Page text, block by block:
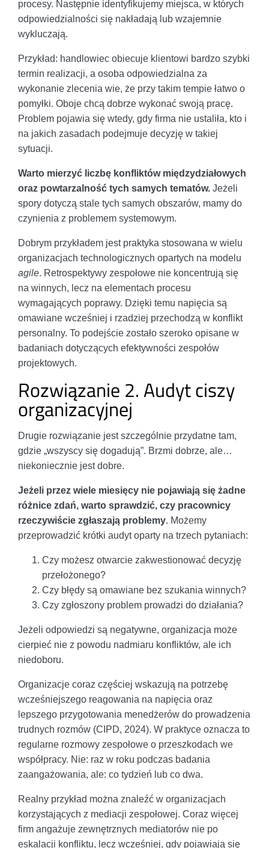
procesy. Następnie identyfikujemy miejsca, w których
odpowiedzialności się nakładają lub wzajemnie
wykluczają.
Przykład: handlowiec obiecuje klientowi bardzo szybki
termin realizacji, a osoba odpowiedzialna za
wykonanie zlecenia wie, że przy takim tempie łatwo o
pomyłki. Oboje chcą dobrze wykonać swoją pracę.
Problem pojawia się wtedy, gdy firma nie ustaliła, kto i
na jakich zasadach podejmuje decyzję w takiej
sytuacji.
Warto mierzyć liczbę konfliktów międzydziałowych
oraz powtarzalność tych samych tematów. Jeżeli
spory dotyczą stale tych samych obszarów, mamy do
czynienia z problemem systemowym.
Dobrym przykładem jest praktyka stosowana w wielu
organizacjach technologicznych opartych na modelu
agile. Retrospektywy zespołowe nie koncentrują się
na winnych, lecz na elementach procesu
wymagających poprawy. Dzięki temu napięcia są
omawiane wcześniej i rzadziej przechodzą w konflikt
personalny. To podejście zostało szeroko opisane w
badaniach dotyczących efektywności zespołów
projektowych.
Rozwiązanie 2. Audyt ciszy
organizacyjnej
Drugie rozwiązanie jest szczególnie przydatne tam,
gdzie „wszyscy się dogadują”. Brzmi dobrze, ale…
niekoniecznie jest dobre.
Jeżeli przez wiele miesięcy nie pojawiają się żadne
różnice zdań, warto sprawdzić, czy pracownicy
rzeczywiście zgłaszają problemy. Możemy
przeprowadzić krótki audyt oparty na trzech pytaniach:
Czy możesz otwarcie zakwestionować decyzję
przełożonego?
Czy błędy są omawiane bez szukania winnych?
Czy zgłoszony problem prowadzi do działania?
Jeżeli odpowiedzi są negatywne, organizacja może
cierpieć nie z powodu nadmiaru konfliktów, ale ich
niedoboru.
Organizacje coraz częściej wskazują na potrzebę
wcześniejszego reagowania na napięcia oraz
lepszego przygotowania menedżerów do prowadzenia
trudnych rozmów (CIPD, 2024). W praktyce oznacza to
regularne rozmowy zespołowe o przeszkodach we
współpracy. Nie: raz w roku podczas badania
zaangażowania, ale: co tydzień lub co dwa.
Realny przykład można znaleźć w organizacjach
korzystających z mediacji zespołowej. Coraz więcej
firm angażuje zewnętrznych mediatorów nie po
eskalacji konfliktu, lecz wcześniej, gdy pojawiają się